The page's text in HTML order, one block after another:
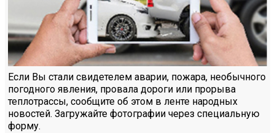
Если Вы стали свидетелем аварии, пожара, необычного
погодного явления, провала дороги или прорыва
теплотрассы, сообщите об этом в ленте народных
новостей. Загружайте фотографии через специальную
форму.